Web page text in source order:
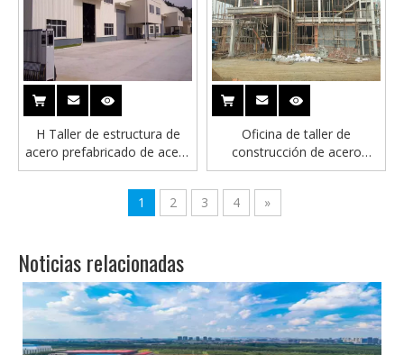
H Taller de estructura de
acero prefabricado de acero
para el mercado de chile
Oficina de taller de
construcción de acero
estructural industrial 3D con
entrepiso
1
2 3 4 »
Noticias relacionadas